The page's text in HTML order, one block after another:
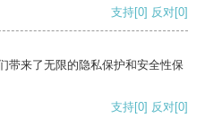
支持[0] 反对[0]
带来了无限的隐私保护和安全性保
支持[0] 反对[0]